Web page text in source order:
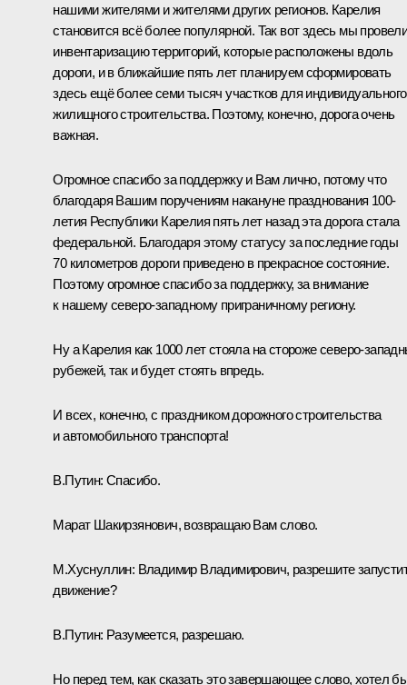
нашими жителями и жителями других регионов. Карелия
становится всё более популярной. Так вот здесь мы
инвентаризацию территорий, которые расположены вдоль
дороги, и в ближайшие пять лет планируем сформировать
здесь ещё более семи тысяч участков для индивидуального
жилищного строительства. Поэтому, конечно, дорога очень
важная.
Огромное спасибо за поддержку и Вам лично, потому что
благодаря Вашим поручениям накануне празднования 100-
летия Республики Карелия пять лет назад эта дорога стала
федеральной. Благодаря этому статусу за последние годы
70 километров дороги приведено в прекрасное состояние.
Поэтому огромное спасибо за поддержку, за внимание
к нашему северо-западному приграничному региону.
Ну а Карелия как 1000 лет стояла на стороже северо-
рубежей, так и будет стоять впредь.
И всех, конечно, с праздником дорожного строительства
и автомобильного транспорта!
В.Путин: Спасибо.
Марат Шакирзянович, возвращаю Вам слово.
М.Хуснуллин: Владимир Владимирович, разрешите
движение?
В.Путин: Разумеется, разрешаю.
Но перед тем, как сказать это завершающее слово, хотел